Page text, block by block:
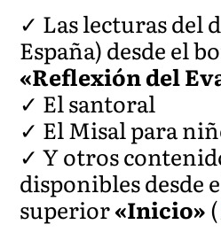
✓ Las lecturas del
España) desde el
«Reflexión del
✓ El santoral
✓ El Misal para
✓ Y otros
disponibles desde
superior«Inicio»(